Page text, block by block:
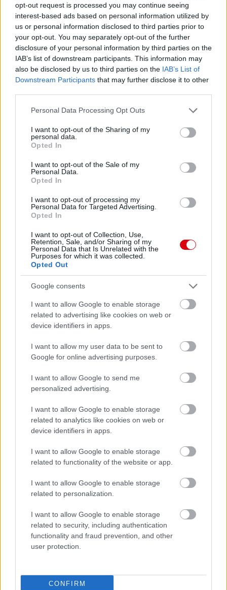
opt-out request is processed you may continue seeing
interest-based ads based on personal information utilized by
us or personal information disclosed to third parties prior to
your opt-out. You may separately opt-out of the further
disclosure of your personal information by third parties on the
IAB’s list of downstream participants. This information may
also be disclosed by us to third parties on the IAB’s List of
Downstream Participants that may further disclose it to other
Please note that this website/app uses one or more Google
not limited to your visit or usage behaviour. You may click to
grant or deny consent to Google and its third-party tags to
use your data for below specified purposes in below Google
consent section.
Personal Data Processing Opt Outs
I want to opt-out of the Sharing of my
personal data.
Opted In
I want to opt-out of the Sale of my
Personal Data.
Opted In
I want to opt-out of processing my
Personal Data for Targeted Advertising.
Opted In
I want to opt-out of Collection, Use,
Retention, Sale, and/or Sharing of my
Personal Data that Is Unrelated with the
Purposes for which it was collected.
Opted Out
Google consents
I want to allow Google to enable storage
related to advertising like cookies on web or
device identifiers in apps.
I want to allow my user data to be sent to
Google for online advertising purposes.
I want to allow Google to send me
personalized advertising.
I want to allow Google to enable storage
related to analytics like cookies on web or
device identifiers in apps.
I want to allow Google to enable storage
related to functionality of the website or app.
I want to allow Google to enable storage
related to personalization.
I want to allow Google to enable storage
related to security, including authentication
functionality and fraud prevention, and other
user protection.
CONFIRM
Paris Saint-Germain
Manchester United
Felkészülési szezon 4. mérkőzés
Nya Ullevi, Göteborg
2026-08-08 17:00
vs Manchester United 2026-08-15 18:00
Támogatás
Támogasd adományoddal
a ManUtdFanatics.hu működését!
Kapcsolódó hírek
MANCHESTER UNITED
CARRICKET FOGJA AJÁNLANI